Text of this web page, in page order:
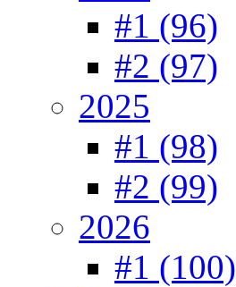
#1 (96)
#2 (97)
2025
#1 (98)
#2 (99)
2026
#1 (100)